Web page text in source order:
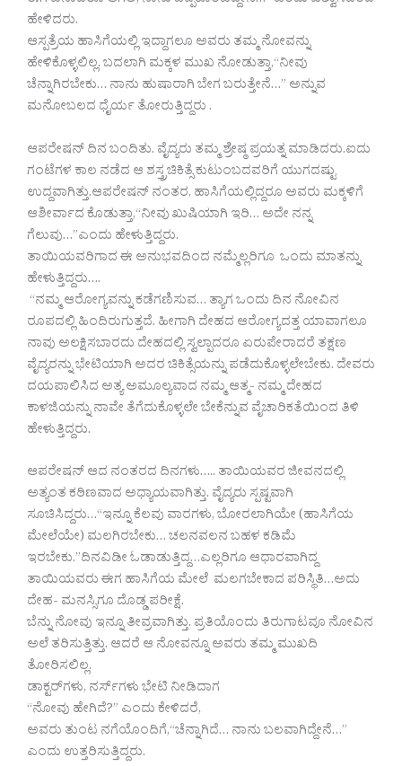
ಹೇಳಿದರು.
ಆಸ್ಪತ್ರೆಯ ಹಾಸಿಗೆಯಲ್ಲಿ ಇದ್ದಾಗಲೂ ಅವರು ತಮ್ಮ ನೋವನ್ನು
ಹೇಳಿಕೊಳ್ಳಲಿಲ್ಲ. ಬದಲಾಗಿ ಮಕ್ಕಳ ಮುಖ ನೋಡುತ್ತಾ,“ನೀವು
ಚೆನ್ನಾಗಿರಬೇಕು… ನಾನು ಹುಷಾರಾಗಿ ಬೇಗ ಬರುತ್ತೇನೆ…” ಅನ್ನುವ
ಮನೋಬಲದ ಧೈರ್ಯ ತೋರುತ್ತಿದ್ದರು .
ಆಪರೇಷನ್ ದಿನ ಬಂದಿತು. ವೈದ್ಯರು ತಮ್ಮ ಶ್ರೇಷ್ಠ ಪ್ರಯತ್ನ ಮಾಡಿದರು.ಐದು
ಗಂಟೆಗಳ ಕಾಲ ನಡೆದ ಆ ಶಸ್ತ್ರಚಿಕಿತ್ಸೆ ಕುಟುಂಬದವರಿಗೆ ಯುಗದಷ್ಟು
ಉದ್ದವಾಗಿತ್ತು.ಆಪರೇಷನ್ ನಂತರ, ಹಾಸಿಗೆಯಲ್ಲಿದ್ದರೂ ಅವರು ಮಕ್ಕಳಿಗೆ
ಆಶೀರ್ವಾದ ಕೊಡುತ್ತಾ,“ನೀವು ಖುಷಿಯಾಗಿ ಇರಿ… ಅದೇ ನನ್ನ
ಗೆಲುವು…”ಎಂದು ಹೇಳುತ್ತಿದ್ದರು.
ತಾಯಿಯವರಿಗಾದ ಈ ಅನುಭವದಿಂದ ನಮ್ಮೆಲ್ಲರಿಗೂ ಒಂದು ಮಾತನ್ನು
ಹೇಳುತ್ತಿದ್ದರು….
“ನಮ್ಮ ಆರೋಗ್ಯವನ್ನು ಕಡೆಗಣಿಸುವ… ತ್ಯಾಗ ಒಂದು ದಿನ ನೋವಿನ
ರೂಪದಲ್ಲಿ ಹಿಂದಿರುಗುತ್ತದೆ. ಹೀಗಾಗಿ ದೇಹದ ಆರೋಗ್ಯದತ್ತ ಯಾವಾಗಲೂ
ನಾವು ಅಲಕ್ಷಿಸಬಾರದು ದೇಹದಲ್ಲಿ ಸ್ವಲ್ಪಾದರೂ ಏರುಪೇರಾದರೆ ತಕ್ಷಣ
ವೈದ್ಯರನ್ನು ಭೇಟಿಯಾಗಿ ಅದರ ಚಿಕಿತ್ಸೆಯನ್ನು ಪಡೆದುಕೊಳ್ಳಲೇಬೇಕು. ದೇವರು
ದಯಪಾಲಿಸಿದ ಅತ್ಯ ಅಮೂಲ್ಯವಾದ ನಮ್ಮ ಆತ್ಮ- ನಮ್ಮ ದೇಹದ
ಕಾಳಜಿಯನ್ನು ನಾವೇ ತೆಗೆದುಕೊಳ್ಳಲೇ ಬೇಕೆನ್ನುವ ವೈಚಾರಿಕತೆಯಿಂದ ತಿಳಿ
ಹೇಳುತ್ತಿದ್ದರು.
ಆಪರೇಷನ್ ಆದ ನಂತರದ ದಿನಗಳು….. ತಾಯಿಯವರ ಜೀವನದಲ್ಲಿ
ಅತ್ಯಂತ ಕಠಿಣವಾದ ಅಧ್ಯಾಯವಾಗಿತ್ತು. ವೈದ್ಯರು ಸ್ಪಷ್ಟವಾಗಿ
ಸೂಚಿಸಿದ್ದರು…“ಇನ್ನೂ ಕೆಲವು ವಾರಗಳು, ಬೋರಲಾಗಿಯೇ (ಹಾಸಿಗೆಯ
ಮೇಲೆಯೇ) ಮಲಗಿರಬೇಕು… ಚಲನವಲನ ಬಹಳ ಕಡಿಮೆ
ಇರಬೇಕು.”ದಿನವಿಡೀ ಓಡಾಡುತ್ತಿದ್ದ…ಎಲ್ಲರಿಗೂ ಆಧಾರವಾಗಿದ್ದ
ತಾಯಿಯವರು ಈಗ ಹಾಸಿಗೆಯ ಮೇಲೆ ಮಲಗಬೇಕಾದ ಪರಿಸ್ಥಿತಿ…ಅದು
ದೇಹ- ಮನಸ್ಸಿಗೂ ದೊಡ್ಡ ಪರೀಕ್ಷೆ.
ಬೆನ್ನು ನೋವು ಇನ್ನೂ ತೀವ್ರವಾಗಿತ್ತು. ಪ್ರತಿಯೊಂದು ತಿರುಗಾಟವೂ ನೋವಿನ
ಅಲೆ ತರಿಸುತ್ತಿತ್ತು. ಆದರೆ ಆ ನೋವನ್ನೂ ಅವರು ತಮ್ಮ ಮುಖದಿ
ತೋರಿಸಲಿಲ್ಲ.
ಡಾಕ್ಟರ್‌ಗಳು, ನರ್ಸ್‌ಗಳು ಭೇಟಿ ನೀಡಿದಾಗ
“ನೋವು ಹೇಗಿದೆ?” ಎಂದು ಕೇಳಿದರೆ,
ಅವರು ತುಂಟ ನಗೆಯೊಂದಿಗೆ,“ಚೆನ್ನಾಗಿದೆ… ನಾನು ಬಲವಾಗಿದ್ದೇನೆ…”
ಎಂದು ಉತ್ತರಿಸುತ್ತಿದ್ದರು.